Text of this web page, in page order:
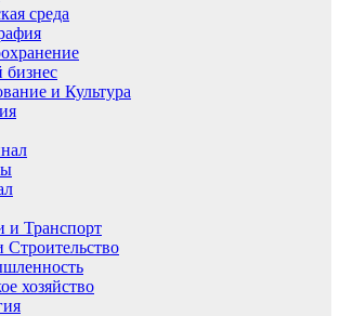
среда
и Культура
и Транспорт
хозяйство